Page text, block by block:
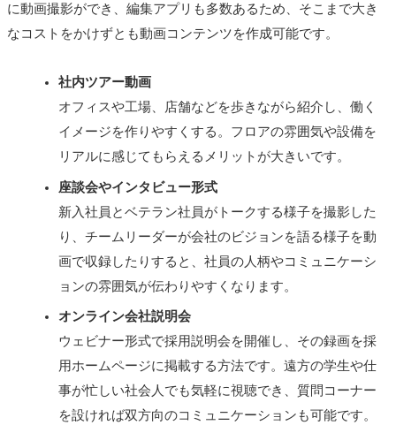
に動画撮影ができ、編集アプリも多数あるため、そこまで大き
なコストをかけずとも動画コンテンツを作成可能です。
社内ツアー動画
オフィスや工場、店舗などを歩きながら紹介し、働く
イメージを作りやすくする。フロアの雰囲気や設備を
リアルに感じてもらえるメリットが大きいです。
座談会やインタビュー形式
新入社員とベテラン社員がトークする様子を撮影した
り、チームリーダーが会社のビジョンを語る様子を動
画で収録したりすると、社員の人柄やコミュニケーシ
ョンの雰囲気が伝わりやすくなります。
オンライン会社説明会
ウェビナー形式で採用説明会を開催し、その録画を採
用ホームページに掲載する方法です。遠方の学生や仕
事が忙しい社会人でも気軽に視聴でき、質問コーナー
を設ければ双方向のコミュニケーションも可能です。